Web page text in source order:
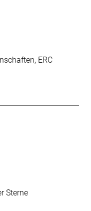
ERC
Sterne